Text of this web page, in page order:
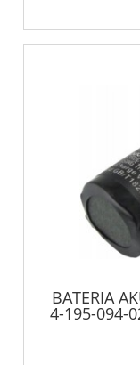
BATERIA
4-195-094-